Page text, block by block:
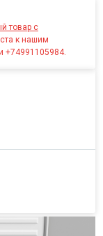
товар с
к нашим
+74991105984.